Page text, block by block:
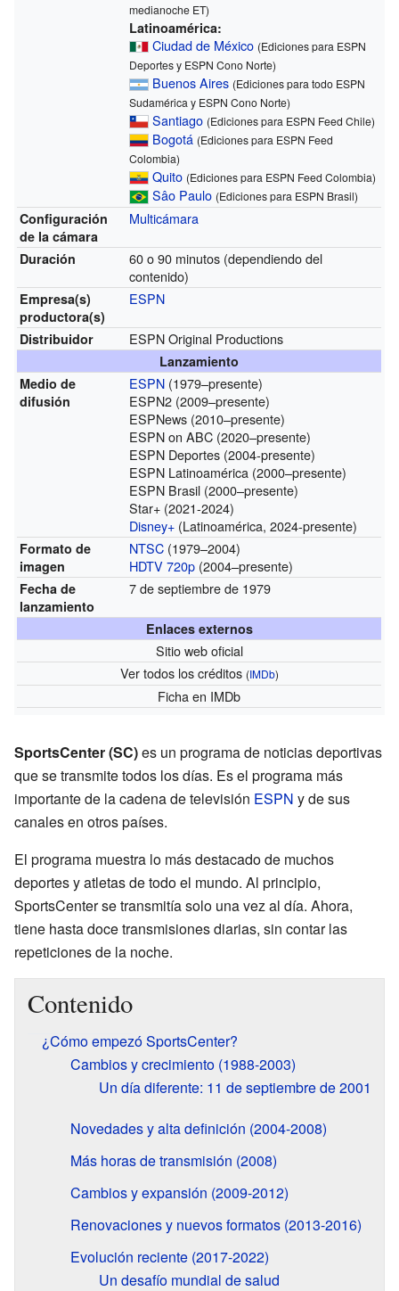
medianoche ET)
Latinoamérica:
Ciudad de México (Ediciones para ESPN
Deportes y ESPN Cono Norte)
Buenos Aires (Ediciones para todo ESPN
Sudamérica y ESPN Cono Norte)
Santiago (Ediciones para ESPN Feed Chile)
Bogotá (Ediciones para ESPN Feed
Colombia)
Quito (Ediciones para ESPN Feed Colombia)
Sâo Paulo (Ediciones para ESPN Brasil)
Configuración
de la cámara
Multicámara
Duración
60 o 90 minutos (dependiendo del
contenido)
Empresa(s)
productora(s)
ESPN
Distribuidor ESPN Original Productions
Lanzamiento
Medio de
difusión
ESPN (1979–presente)
ESPN2 (2009–presente)
ESPNews (2010–presente)
ESPN on ABC (2020–presente)
ESPN Deportes (2004-presente)
ESPN Latinoamérica (2000–presente)
ESPN Brasil (2000–presente)
Star+ (2021-2024)
Disney+ (Latinoamérica, 2024-presente)
Formato de
imagen
NTSC (1979–2004)
HDTV720p (2004–presente)
Fecha de
lanzamiento
7 de septiembre de 1979
Enlaces externos
Sitio web oficial
Ver todos los créditos (IMDb)
Fichaen IMDb
SportsCenter (SC)es un programa de noticias deportivas
que se transmite todos los días. Es el programa más
importante de la cadena de televisión ESPN y de sus
canales en otros países.
El programa muestra lo más destacado de muchos
deportes y atletas de todo el mundo. Al principio,
SportsCenter se transmitía solo una vez al día. Ahora,
tiene hasta doce transmisiones diarias, sin contar las
repeticiones de la noche.
Contenido
¿Cómo empezó SportsCenter?
Cambios y crecimiento (1988-2003)
Un día diferente: 11 de septiembre de 2001
Novedades y alta definición (2004-2008)
Más horas de transmisión (2008)
Cambios y expansión (2009-2012)
Renovaciones y nuevos formatos (2013-2016)
Evolución reciente (2017-2022)
Un desafío mundial de salud